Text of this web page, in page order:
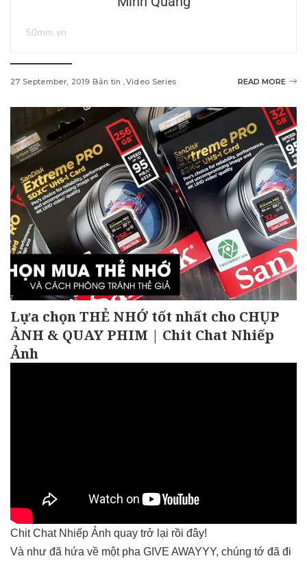
50mm.vn
27 September, 2019 Bản tin Video Series READ MORE
Lựa chọn THẺ NHỚ tốt nhất cho CHỤP
ẢNH & QUAY PHIM | Chit Chat Nhiếp
Ảnh
Chit Chat Nhiếp Ảnh quay trở lại rồi đây!
Và như đã hứa về một pha GIVE AWAYYY, chúng tớ đã đi